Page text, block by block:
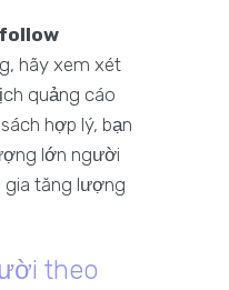
hãy xem xét
quảng cáo
hợp lý, bạn
lớn người
gia tăng lượng
theo